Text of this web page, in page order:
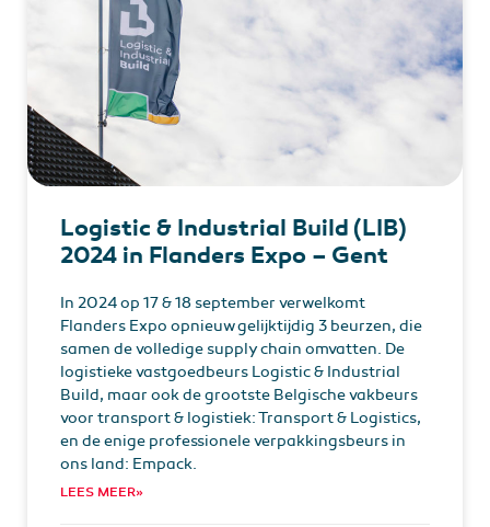
Logistic & Industrial Build (LIB)
2024 in Flanders Expo – Gent
In 2024 op 17 & 18 september verwelkomt
Flanders Expo opnieuw gelijktijdig 3 beurzen, die
samen de volledige supply chain omvatten. De
logistieke vastgoedbeurs Logistic & Industrial
Build, maar ook de grootste Belgische vakbeurs
voor transport & logistiek: Transport & Logistics,
en de enige professionele verpakkingsbeurs in
ons land: Empack.
LEES MEER»